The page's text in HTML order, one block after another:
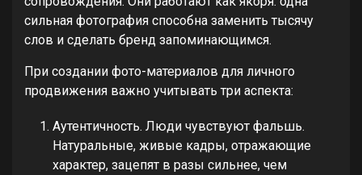
сильная фотография способна заменить тысячу
слов и сделать бренд запоминающимся.
При создании фото-материалов для личного
продвижения важно учитывать три аспекта:
Аутентичность. Люди чувствуют фальшь.
Натуральные, живые кадры, отражающие
характер, зацепят в разы сильнее, чем